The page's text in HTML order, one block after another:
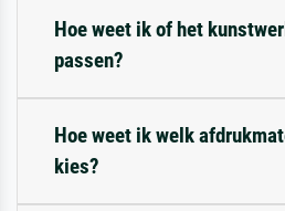
Hoe weet ik of het
passen?
Hoe weet ik welk
kies?